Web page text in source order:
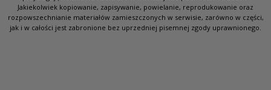
Jakiekolwiek kopiowanie, zapisywanie, powielanie, reprodukowanie oraz
rozpowszechnianie materiałów zamieszczonych w serwisie, zarówno w części,
jak i w całości jest zabronione bez uprzedniej pisemnej zgody uprawnionego.